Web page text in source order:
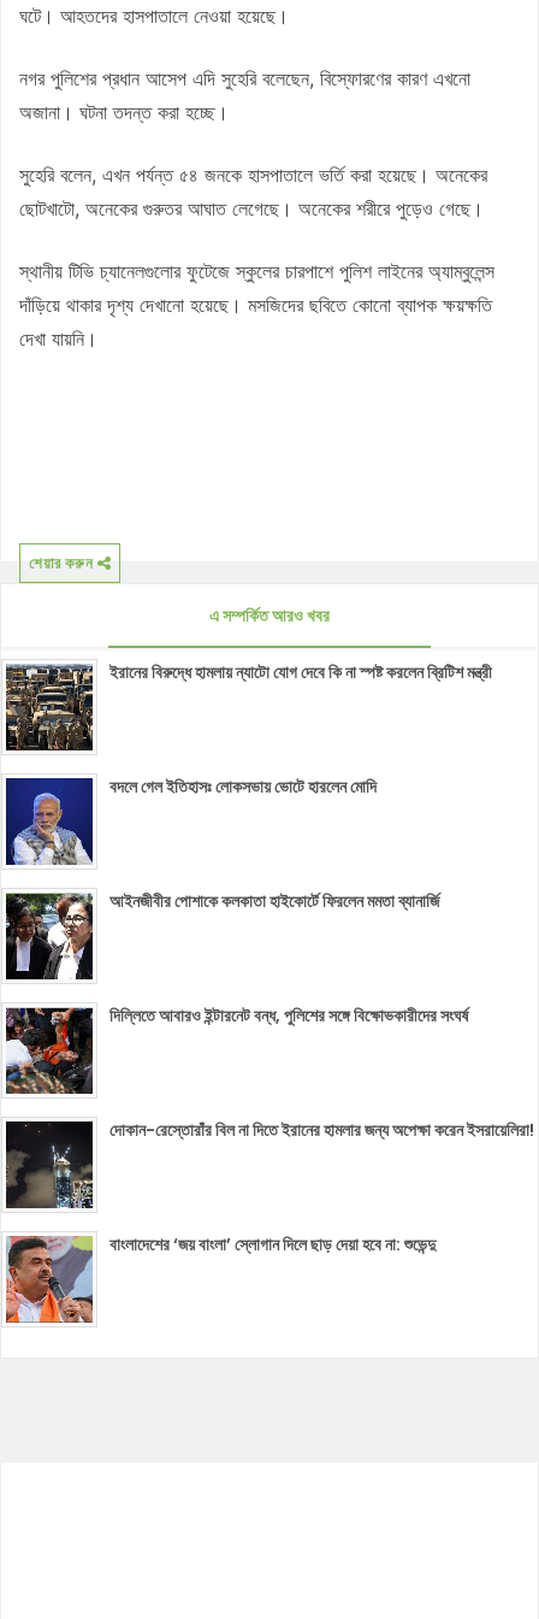
ঘটে। আহতদের হাসপাতালে নেওয়া হয়েছে।
নগর পুলিশের প্রধান আসেপ এদি সুহেরি বলেছেন, বিস্ফোরণের কারণ এখনো
অজানা। ঘটনা তদন্ত করা হচ্ছে।
সুহেরি বলেন, এখন পর্যন্ত ৫৪ জনকে হাসপাতালে ভর্তি করা হয়েছে। অনেকের
ছোটখাটো, অনেকের গুরুতর আঘাত লেগেছে। অনেকের শরীরে পুড়েও গেছে।
স্থানীয় টিভি চ্যানেলগুলোর ফুটেজে স্কুলের চারপাশে পুলিশ লাইনের অ্যাম্বুলেন্স
দাঁড়িয়ে থাকার দৃশ্য দেখানো হয়েছে। মসজিদের ছবিতে কোনো ব্যাপক ক্ষয়ক্ষতি
দেখা যায়নি।
শেয়ার করুন
এ সম্পর্কিত আরও খবর
ইরানের বিরুদ্ধে হামলায় ন্যাটো যোগ দেবে কি না স্পষ্ট করলেন ব্রিটিশ মন্ত্রী
বদলে গেল ইতিহাসঃ লোকসভায় ভোটে হারলেন মোদি
আইনজীবীর পোশাকে কলকাতা হাইকোর্টে ফিরলেন মমতা ব্যানার্জি
দিল্লিতে আবারও ইন্টারনেট বন্ধ, পুলিশের সঙ্গে বিক্ষোভকারীদের সংঘর্ষ
দোকান-রেস্তোরাঁর বিল না দিতে ইরানের হামলার জন্য অপেক্ষা করেন ইসরায়েলিরা!
বাংলাদেশের ‘জয় বাংলা’ স্লোগান দিলে ছাড় দেয়া হবে না: শুভেন্দু